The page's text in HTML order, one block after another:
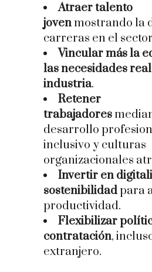
Atraer talento
jovenmostrando la
carreras en el
Vincular más la
las necesidades
industria.
Retener
trabajadores
desarrollo
inclusivo y culturas
organizacionales
Invertir en
sostenibilidadpara
productividad.
Flexibilizar
contratación,
extranjero.